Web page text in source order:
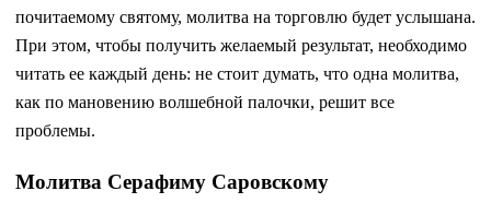
почитаемому святому, молитва на торговлю будет услышана.
При этом, чтобы получить желаемый результат, необходимо
читать ее каждый день: не стоит думать, что одна молитва,
как по мановению волшебной палочки, решит все
проблемы.
Молитва Серафиму Саровскому